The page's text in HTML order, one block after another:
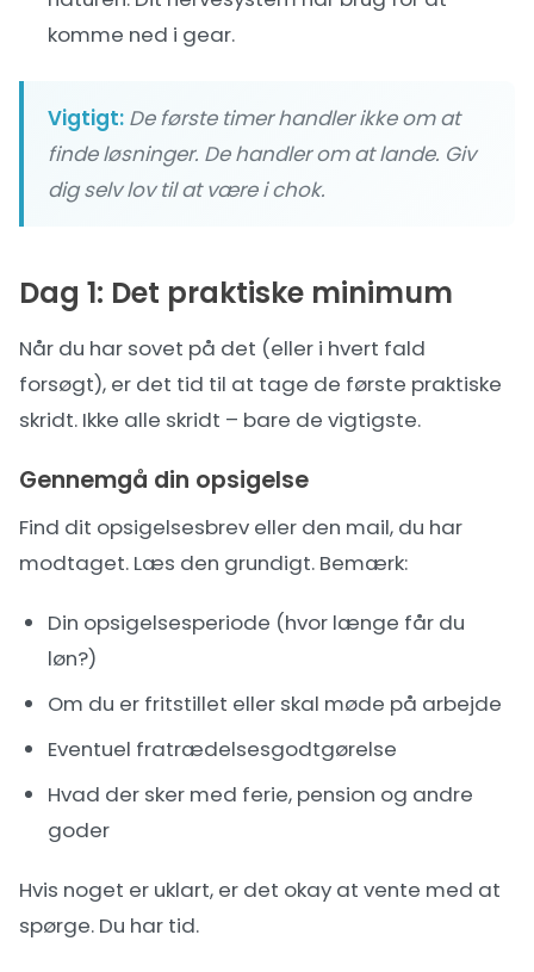
komme ned i gear.
Vigtigt: De første timer handler ikke om at
finde løsninger. De handler om at lande. Giv
dig selv lov til at være i chok.
Dag 1: Det praktiske minimum
Når du har sovet på det (eller i hvert fald
forsøgt), er det tid til at tage de første praktiske
skridt. Ikke alle skridt – bare de vigtigste.
Gennemgå din opsigelse
Find dit opsigelsesbrev eller den mail, du har
modtaget. Læs den grundigt. Bemærk:
Din opsigelsesperiode (hvor længe får du
løn?)
Om du er fritstillet eller skal møde på arbejde
Eventuel fratrædelsesgodtgørelse
Hvad der sker med ferie, pension og andre
goder
Hvis noget er uklart, er det okay at vente med at
spørge. Du har tid.